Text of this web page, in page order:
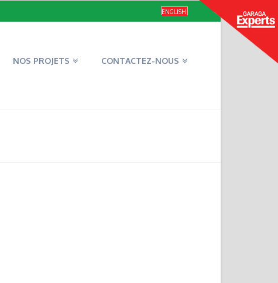
ENGLISH
NOS PROJETS CONTACTEZ-NOUS